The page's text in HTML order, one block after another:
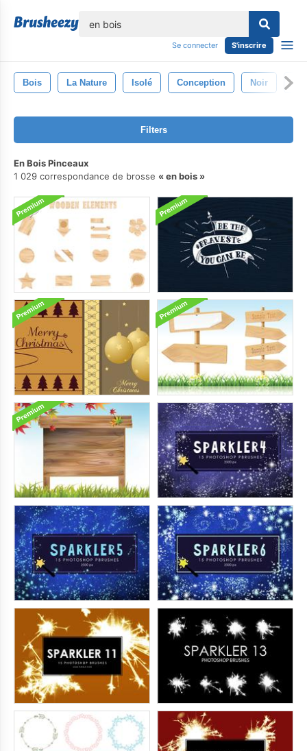
Se connecter S'inscrire
Bois La Nature Isolé Conception Noir
Filters
En Bois Pinceaux
1 029 correspondance de brosse
en bois